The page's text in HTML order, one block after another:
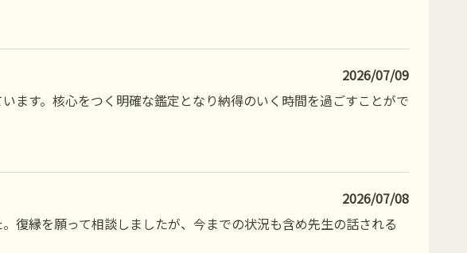
2026/07/09
ます。核心をつく明確な鑑定となり納得のいく時間を過ごすことがで
2026/07/08
復縁を願って相談しましたが、今までの状況も含め先生の話される